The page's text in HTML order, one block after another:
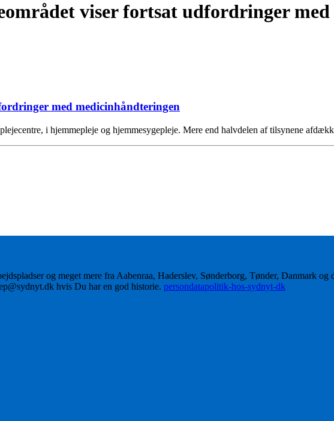
viser fortsat udfordringer med
med medicinhåndteringen
i hjemmepleje og hjemmesygepleje. Mere end halvdelen af tilsynene
og meget mere fra Aabenraa, Haderslev, Sønderborg, Tønder, Danmark og
hvis Du har en god historie. persondatapolitik-hos-sydnyt-dk